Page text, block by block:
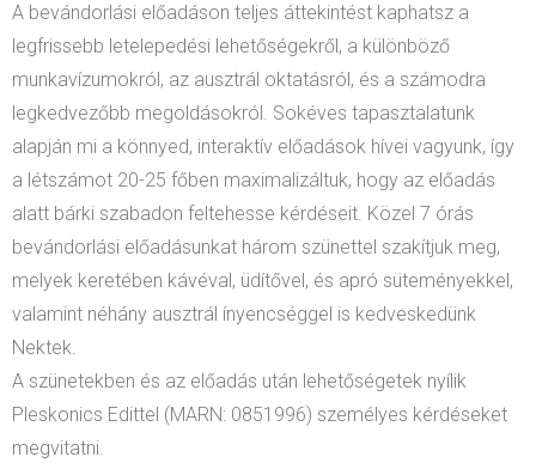
A bevándorlási előadáson teljes áttekintést kaphatsz a
legfrissebb letelepedési lehetőségekről, a különböző
munkavízumokról, az ausztrál oktatásról, és a számodra
legkedvezőbb megoldásokról. Sokéves tapasztalatunk
alapján mi a könnyed, interaktív előadások hívei vagyunk, így
a létszámot 20-25 főben maximalizáltuk, hogy az előadás
alatt bárki szabadon feltehesse kérdéseit. Közel 7 órás
bevándorlási előadásunkat három szünettel szakítjuk meg,
melyek keretében kávéval, üdítővel, és apró süteményekkel,
valamint néhány ausztrál ínyencséggel is kedveskedünk
Nektek.
A szünetekben és az előadás után lehetőségetek nyílik
Pleskonics Edittel (MARN: 0851996) személyes kérdéseket
megvitatni.